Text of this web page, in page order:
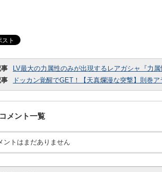
LV最大の力属性のみが出現するレアガシャ『力属性ガシャ』が開催中！10
ドッカン覚醒でGET！【天真爛漫な突撃】則巻アラレ【UR】の限界突破後、LV
コメント一覧
ントはまだありません